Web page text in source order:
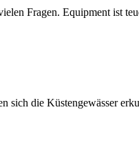
Fragen. Equipment ist
die Küstengewässer